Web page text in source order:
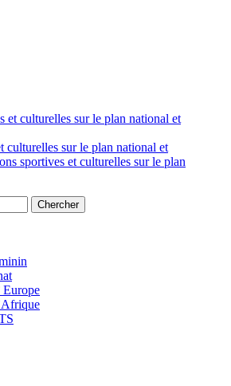
culturelles sur le plan national et
sportives et culturelles sur le plan
Europe
DE LA HAAC N°0134/